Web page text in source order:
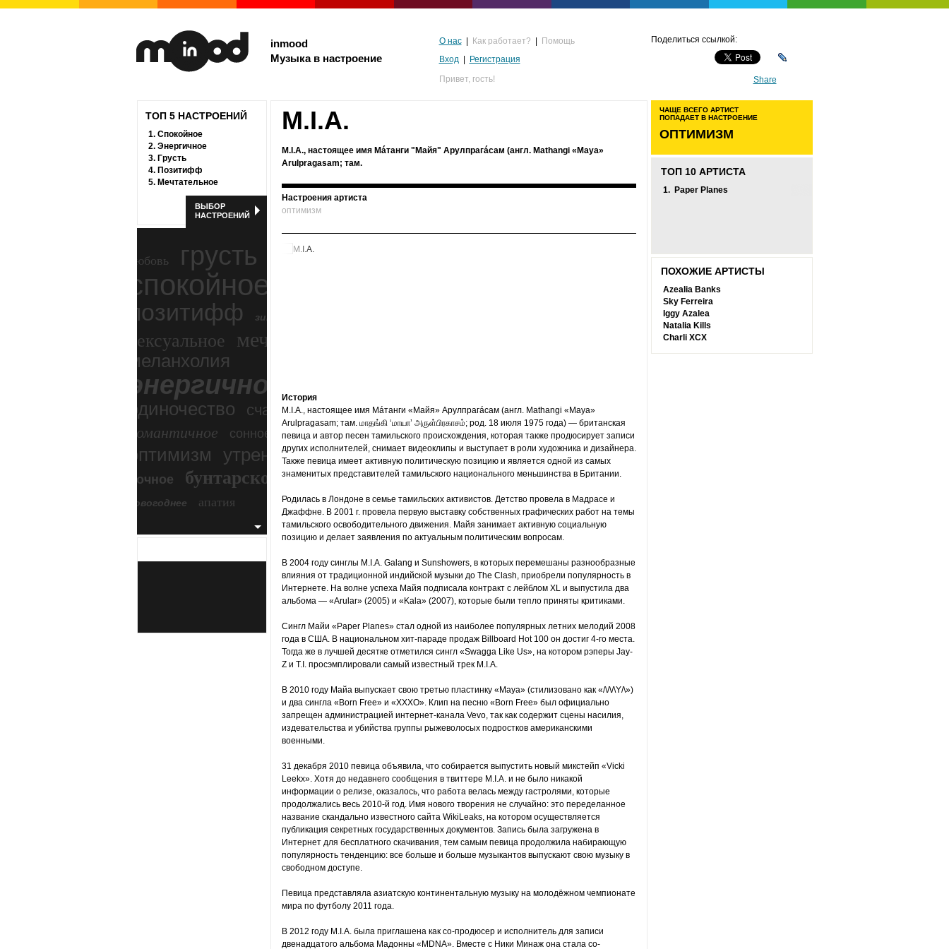
inmood
Музыка в настроение
О нас Как работает?
Помощь
Вход
Регистрация
Привет, гость!
Поделиться ссылкой:
Share
ТОП 5 НАСТРОЕНИЙ
1. Спокойное
2. Энергичное
3. Грусть
4. Позитифф
5. Мечтательное
ВЫБОР
НАСТРОЕНИЙ
любовь грусть
спокойное
позитифф зимний экстрим
сексуальное мечтательное
меланхолия
энергичное
одиночество счастье
романтичное сонное
оптимизм утреннее злость
ночное бунтарское
беспокойное
новогоднее
апатия
M.I.A.
M.I.A., настоящее имя Мáтанги "Майя" Арулпрагáсам (англ. Mathangi «Maya»
Arulpragasam; там.
Настроения артиста
оптимизм
История
M.I.A., настоящее имя Мáтанги «Майя» Арулпрагáсам (англ. Mathangi «Maya»
Arulpragasam; там. மாதங்கி ‘மாயா’ அருள்பிரகாசம்; род. 18 июля 1975 года) — британская
певица и автор песен тамильского происхождения, которая также продюсирует записи
других исполнителей, снимает видеоклипы и выступает в роли художника и дизайнера.
Также певица имеет активную политическую позицию и является одной из самых
знаменитых представителей тамильского национального меньшинства в Британии.
Родилась в Лондоне в семье тамильских активистов. Детство провела в Мадрасе и
Джаффне. В 2001 г. провела первую выставку собственных графических работ на темы
тамильского освободительного движения. Майя занимает активную социальную
позицию и делает заявления по актуальным политическим вопросам.
В 2004 году синглы M.I.A. Galang и Sunshowers, в которых перемешаны разнообразные
влияния от традиционной индийской музыки до The Clash, приобрели популярность в
Интернете. На волне успеха Майя подписала контракт с лейблом XL и выпустила два
альбома — «Arular» (2005) и «Kala» (2007), которые были тепло приняты критиками.
Сингл Майи «Paper Planes» стал одной из наиболее популярных летних мелодий 2008
года в США. В национальном хит-параде продаж Billboard Hot 100 он достиг 4-го места.
Тогда же в лучшей десятке отметился сингл «Swagga Like Us», на котором рэперы Jay-
Z и T.I. просэмплировали самый известный трек M.I.A.
В 2010 году Майа выпускает свою третью пластинку «Maya» (стилизовано как «/\/\/\Y/\»)
и два сингла «Born Free» и «XXXO». Клип на песню «Born Free» был официально
запрещен администрацией интернет-канала Vevo, так как содержит сцены насилия,
издевательства и убийства группы рыжеволосых подростков американскими
военными.
31 декабря 2010 певица объявила, что собирается выпустить новый микстейп «Vicki
Leekx». Хотя до недавнего сообщения в твиттере M.I.A. и не было никакой
информации о релизе, оказалось, что работа велась между гастролями, которые
продолжались весь 2010-й год. Имя нового творения не случайно: это переделанное
название скандально известного сайта WikiLeaks, на котором осуществляется
публикация секретных государственных документов. Запись была загружена в
Интернет для бесплатного скачивания, тем самым певица продолжила набирающую
популярность тенденцию: все больше и больше музыкантов выпускают свою музыку в
свободном доступе.
Певица представляла азиатскую континентальную музыку на молодёжном чемпионате
мира по футболу 2011 года.
В 2012 году M.I.A. была приглашена как со-продюсер и исполнитель для записи
двенадцатого альбома Мадонны «MDNA». Вместе с Ники Минаж она стала со-
ЧАЩЕ ВСЕГО АРТИСТ
ПОПАДАЕТ В НАСТРОЕНИЕ
ОПТИМИЗМ
ТОП 10 АРТИСТА
1. Paper Planes
ПОХОЖИЕ АРТИСТЫ
Azealia Banks
Sky Ferreira
Iggy Azalea
Natalia Kills
Charli XCX